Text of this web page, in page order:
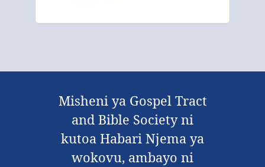
Misheni ya Gospel Tract
and Bible Society ni
kutoa Habari Njema ya
wokovu, ambayo ni